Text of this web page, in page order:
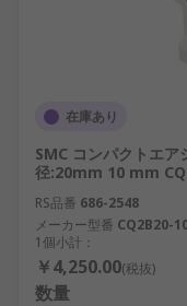
在庫あり
SMC コンパクトエア
径:20mm 10 mm
RS品番 686-2548
メーカー型番 CQ2B20-
1個小計：
￥4,250.00(税抜)
数量